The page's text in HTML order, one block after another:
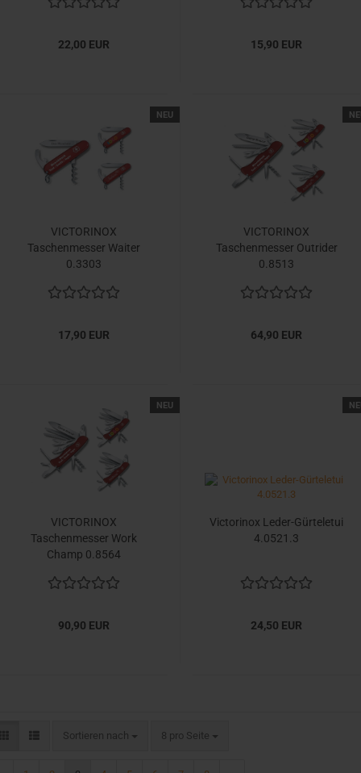
22,00 EUR 15,90 EUR
NEU
VICTORINOX
Taschenmesser Waiter
0.3303
17,90 EUR
VICTORINOX
Taschenmesser Outrider
0.8513
64,90 EUR
NEU
VICTORINOX
Taschenmesser Work
Champ 0.8564
90,90 EUR
Victorinox Leder-Gürteletui
4.0521.3
24,50 EUR
Sortieren nach
Sortieren nach 8 pro Seite
pro Seite